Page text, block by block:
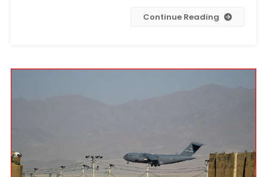
Continue Reading